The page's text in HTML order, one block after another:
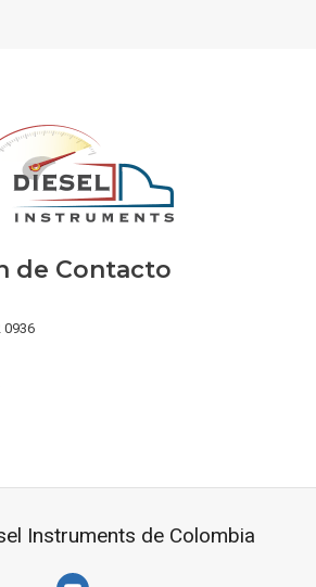
de Contacto
0936
Instruments de Colombia